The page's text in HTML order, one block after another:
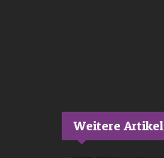
Weitere Artikel